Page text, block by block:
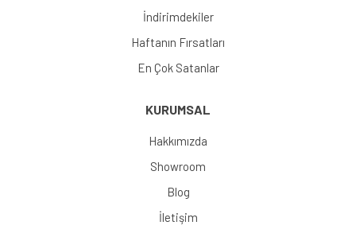
İndirimdekiler
Haftanın Fırsatları
En Çok Satanlar
KURUMSAL
Hakkımızda
Showroom
Blog
İletişim